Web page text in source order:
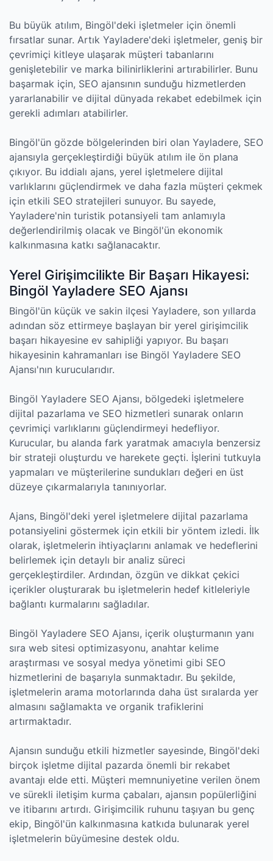
Bu büyük atılım, Bingöl'deki işletmeler için önemli
fırsatlar sunar. Artık Yayladere'deki işletmeler, geniş bir
çevrimiçi kitleye ulaşarak müşteri tabanlarını
genişletebilir ve marka bilinirliklerini artırabilirler. Bunu
başarmak için, SEO ajansının sunduğu hizmetlerden
yararlanabilir ve dijital dünyada rekabet edebilmek için
gerekli adımları atabilirler.
Bingöl'ün gözde bölgelerinden biri olan Yayladere, SEO
ajansıyla gerçekleştirdiği büyük atılım ile ön plana
çıkıyor. Bu iddialı ajans, yerel işletmelere dijital
varlıklarını güçlendirmek ve daha fazla müşteri çekmek
için etkili SEO stratejileri sunuyor. Bu sayede,
Yayladere'nin turistik potansiyeli tam anlamıyla
değerlendirilmiş olacak ve Bingöl'ün ekonomik
kalkınmasına katkı sağlanacaktır.
Yerel Girişimcilikte Bir Başarı Hikayesi:
Bingöl Yayladere SEO Ajansı
Bingöl'ün küçük ve sakin ilçesi Yayladere, son yıllarda
adından söz ettirmeye başlayan bir yerel girişimcilik
başarı hikayesine ev sahipliği yapıyor. Bu başarı
hikayesinin kahramanları ise Bingöl Yayladere SEO
Ajansı'nın kurucularıdır.
Bingöl Yayladere SEO Ajansı, bölgedeki işletmelere
dijital pazarlama ve SEO hizmetleri sunarak onların
çevrimiçi varlıklarını güçlendirmeyi hedefliyor.
Kurucular, bu alanda fark yaratmak amacıyla benzersiz
bir strateji oluşturdu ve harekete geçti. İşlerini tutkuyla
yapmaları ve müşterilerine sundukları değeri en üst
düzeye çıkarmalarıyla tanınıyorlar.
Ajans, Bingöl'deki yerel işletmelere dijital pazarlama
potansiyelini göstermek için etkili bir yöntem izledi. İlk
olarak, işletmelerin ihtiyaçlarını anlamak ve hedeflerini
belirlemek için detaylı bir analiz süreci
gerçekleştirdiler. Ardından, özgün ve dikkat çekici
içerikler oluşturarak bu işletmelerin hedef kitleleriyle
bağlantı kurmalarını sağladılar.
Bingöl Yayladere SEO Ajansı, içerik oluşturmanın yanı
sıra web sitesi optimizasyonu, anahtar kelime
araştırması ve sosyal medya yönetimi gibi SEO
hizmetlerini de başarıyla sunmaktadır. Bu şekilde,
işletmelerin arama motorlarında daha üst sıralarda yer
almasını sağlamakta ve organik trafiklerini
artırmaktadır.
Ajansın sunduğu etkili hizmetler sayesinde, Bingöl'deki
birçok işletme dijital pazarda önemli bir rekabet
avantajı elde etti. Müşteri memnuniyetine verilen önem
ve sürekli iletişim kurma çabaları, ajansın popülerliğini
ve itibarını artırdı. Girişimcilik ruhunu taşıyan bu genç
ekip, Bingöl'ün kalkınmasına katkıda bulunarak yerel
işletmelerin büyümesine destek oldu.